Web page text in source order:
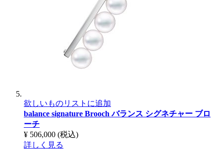
欲しいものリストに追加
balance signature Broochバランス シグネチャー ブロ
ーチ
¥ 506,000 (税込)
詳しく見る